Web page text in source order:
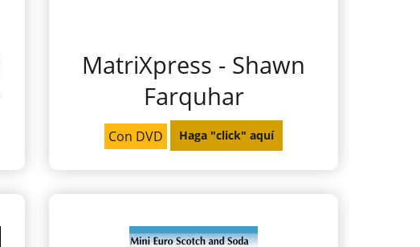
MatriXpress - Shawn
Farquhar
Con DVD Haga "click" aquí